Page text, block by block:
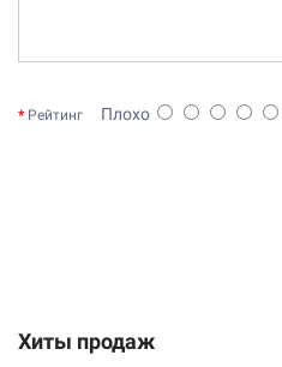
Рейтинг Плохо
Хиты продаж